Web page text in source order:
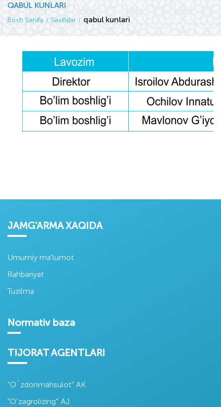
QABUL KUNLARI
Bosh Sahifa Saxifalar qabul kunlari
JAMG'ARMA XAQIDA
Umumiy ma'lumot
Rahbariyat
Tuzilma
Normativ baza
TIJORAT AGENTLARI
"O`zdonmahsulot" AK
"O‘zagrolizing” AJ